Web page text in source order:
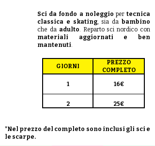
Sci da fondo a noleggio pertecnica
classica e skating, sia dabambino
che da adulto. Reparto sci nordico con
materiali aggiornati e ben
mantenuti.
GIORNI
PREZZO
COMPLETO
1 16€
2 25€
*Nel prezzo del completo sono inclusi gli sci e
le scarpe.